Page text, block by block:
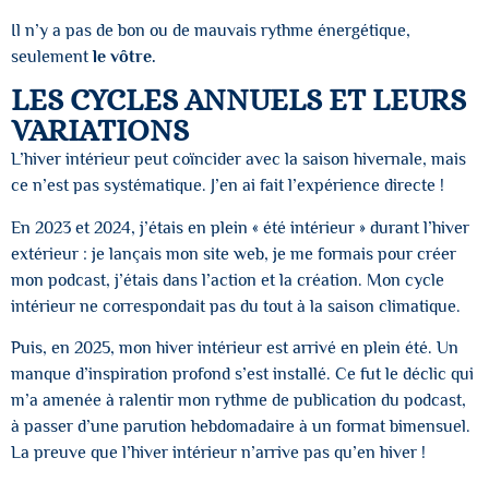
Il n’y a pas de bon ou de mauvais rythme énergétique,
seulementle vôtre.
LES CYCLES ANNUELS ET LEURS
VARIATIONS
L’hiver intérieur peut coïncider avec la saison hivernale, mais
ce n’est pas systématique. J’en ai fait l’expérience directe !
En 2023 et 2024, j’étais en plein « été intérieur » durant l’hiver
extérieur : je lançais mon site web, je me formais pour créer
mon podcast, j’étais dans l’action et la création. Mon cycle
intérieur ne correspondait pas du tout à la saison climatique.
Puis, en 2025, mon hiver intérieur est arrivé en plein été. Un
manque d’inspiration profond s’est installé. Ce fut le déclic qui
m’a amenée à ralentir mon rythme de publication du podcast,
à passer d’une parution hebdomadaire à un format bimensuel.
La preuve que l’hiver intérieur n’arrive pas qu’en hiver !